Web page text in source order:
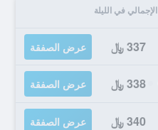
الإجمالي في الليلة
337 ﷼ عرض الصفقة
338 ﷼ عرض الصفقة
340 ﷼ عرض الصفقة